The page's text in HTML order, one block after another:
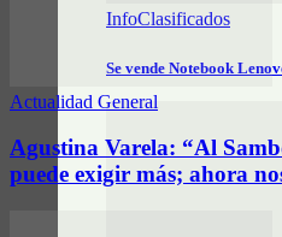
InfoClasificados
Se vende Notebook
Actualidad General
Agustina Varela: “Al
puede exigir más; ahora